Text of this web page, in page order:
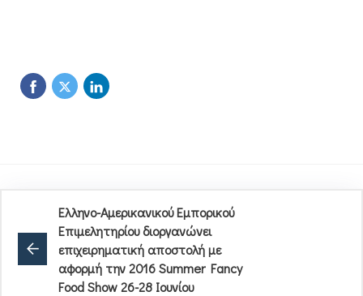
Ελληνο-Αμερικανικού Εμπορικού
Επιμελητηρίου διοργανώνει
επιχειρηματική αποστολή με
αφορμή την 2016 Summer Fancy
Food Show 26-28 Ιουνίου